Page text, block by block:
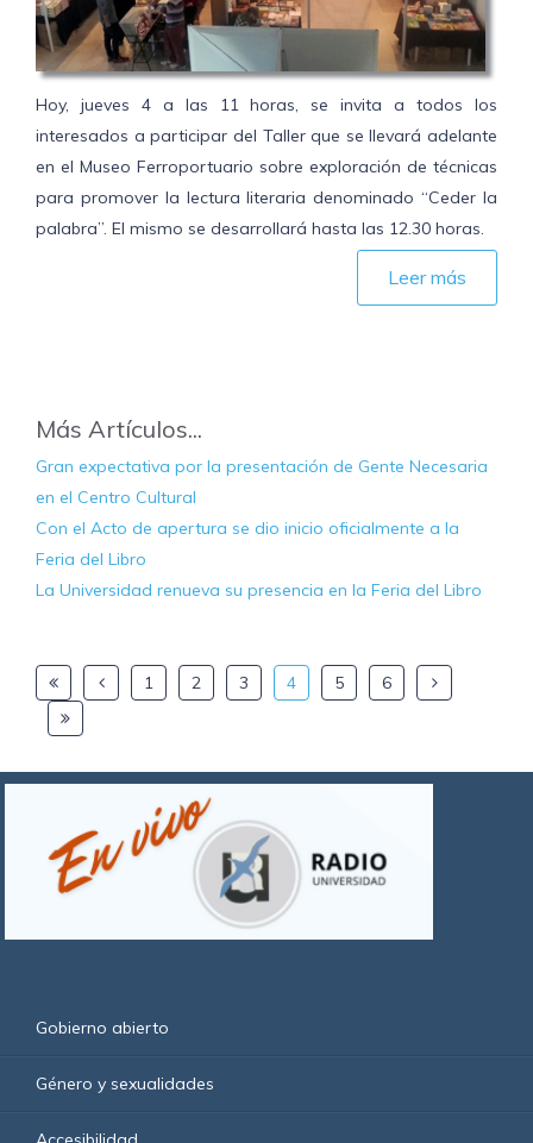
Hoy, jueves 4 a las 11 horas, se invita a todos los
interesados a participar del Taller que se llevará adelante
en el Museo Ferroportuario sobre exploración de técnicas
para promover la lectura literaria denominado “Ceder la
palabra”. El mismo se desarrollará hasta las 12.30 horas.
Leer más
Más Artículos...
Gran expectativa por la presentación de Gente Necesaria
en el Centro Cultural
Con el Acto de apertura se dio inicio oficialmente a la
Feria del Libro
La Universidad renueva su presencia en la Feria del Libro
1 2 3 4 5 6
Gobierno abierto
Género y sexualidades